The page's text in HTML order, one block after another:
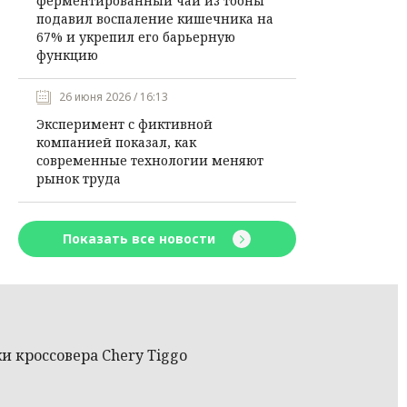
подавил воспаление кишечника на
67% и укрепил его барьерную
функцию
26 июня 2026 / 16:13
Эксперимент с фиктивной
компанией показал, как
современные технологии меняют
рынок труда
Показать все новости
кроссовера Chery Tiggo